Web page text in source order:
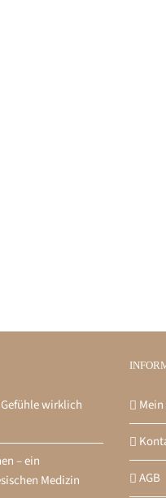
Gefühle wirklich
– ein
Medizin
AGB